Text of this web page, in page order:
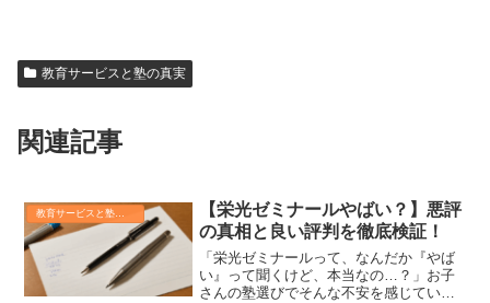
教育サービスと塾の真実
関連記事
【栄光ゼミナールやばい？】悪評
の真相と良い評判を徹底検証！
「栄光ゼミナールって、なんだか『やば
い』って聞くけど、本当なの…？」お子
さんの塾選びでそんな不安を感じていま